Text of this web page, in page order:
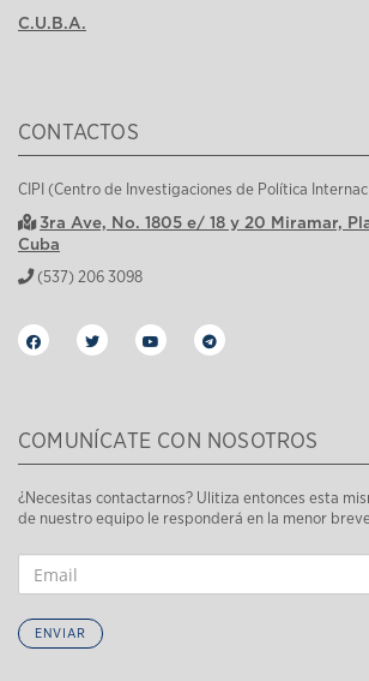
C.U.B.A.
CONTACTOS
CIPI (Centro de Investigaciones de Política
3ra Ave, No. 1805 e/ 18 y 20 Miramar,
Cuba
(537) 206 3098
COMUNÍCATE CON NOSOTROS
¿Necesitas contactarnos? Ulitiza entonces esta
de nuestro equipo le responderá en la menor
ENVIAR